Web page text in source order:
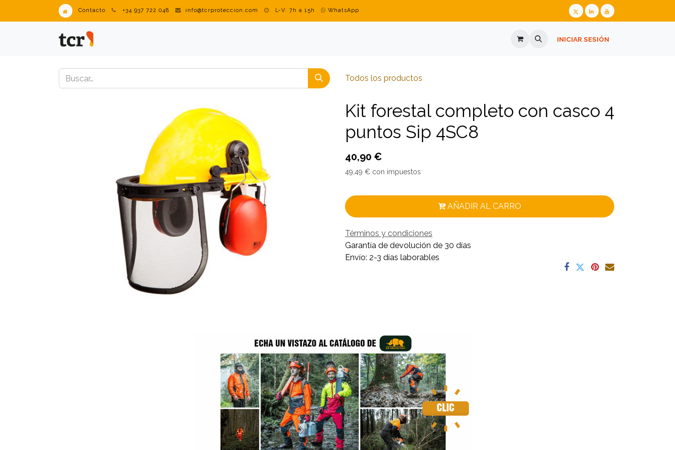
Contacto +34 937 722 048 info@tcrproteccion.com L-V: 7h a 15h WhatsApp
GAFAS GRADUADAS PREGUNTES FREQÜENTS
INICIAR SESIÓN
Todos los productos
Kit forestal completo con casco 4
puntos Sip 4SC8
40,90 €
49,49 € con impuestos
AÑADIR AL CARRO
Términos y condiciones
Garantía de devolución de 30 días
Envío: 2-3 días laborables